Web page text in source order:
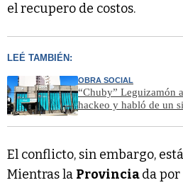
el recupero de costos.
LEÉ TAMBIÉN:
OBRA SOCIAL
“Chuby” Leguizamón
hackeo y habló de un
El conflicto, sin embargo,
Mientras la Provinciada